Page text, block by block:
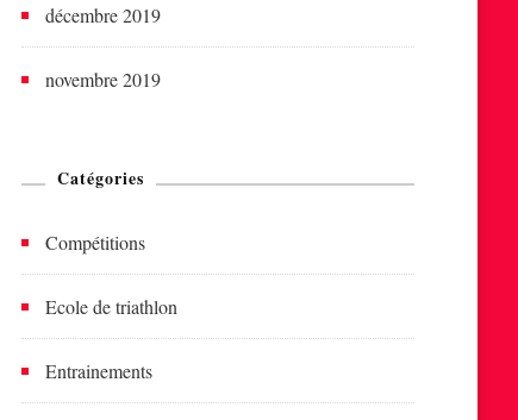
décembre 2019
novembre 2019
Catégories
Compétitions
Ecole de triathlon
Entrainements